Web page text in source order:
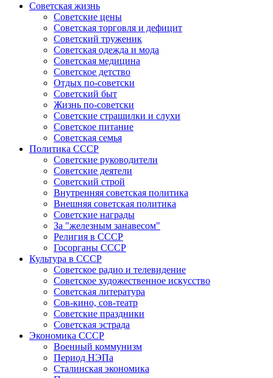
Советская жизнь
Советские цены
Советская торговля и дефицит
Советский труженик
Советская одежда и мода
Советская медицина
Советское детство
Отдых по-советски
Советский быт
Жизнь по-советски
Советские страшилки и слухи
Советское питание
Советская семья
Политика СССР
Советские руководители
Советские деятели
Советский строй
Внутренняя советская политика
Внешняя советская политика
Советские награды
За "железным занавесом"
Религия в СССР
Госорганы СССР
Культура в СССР
Советское радио и телевидение
Советское художественное искусство
Советская литература
Сов-кино, сов-театр
Советские праздники
Советская эстрада
Экономика СССР
Военный коммунизм
Период НЭПа
Сталинская экономика